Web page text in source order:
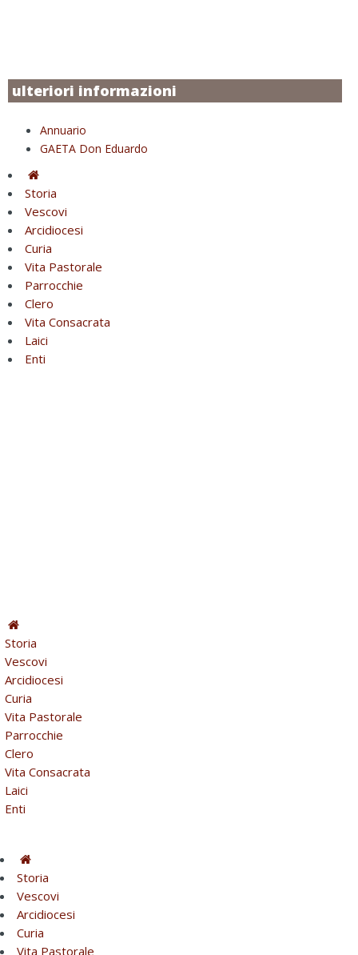
ulteriori informazioni
Annuario
GAETA Don Eduardo
Storia
Vescovi
Arcidiocesi
Curia
Vita Pastorale
Parrocchie
Clero
Vita Consacrata
Laici
Enti
Storia
Vescovi
Arcidiocesi
Curia
Vita Pastorale
Parrocchie
Clero
Vita Consacrata
Laici
Enti
Storia
Vescovi
Arcidiocesi
Curia
Vita Pastorale